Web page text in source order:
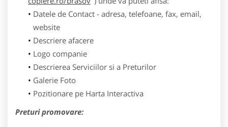
Datele de Contact - adresa, telefoane, fax, email,
website
Descriere afacere
Logo companie
Descrierea Serviciilor si a Preturilor
Galerie Foto
Pozitionare pe Harta Interactiva
Preturi promovare: